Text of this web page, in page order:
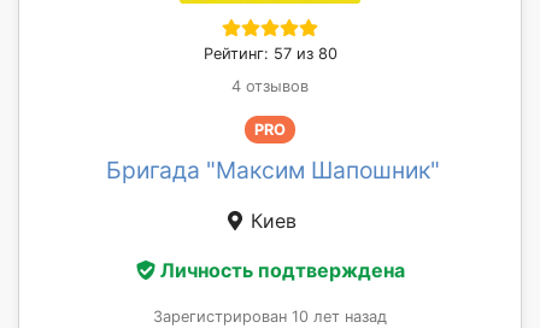
Рейтинг: 57 из 80
4 отзывов
PRO
Бригада "Максим Шапошник"
Киев
Личность подтверждена
Зарегистрирован 10 лет назад